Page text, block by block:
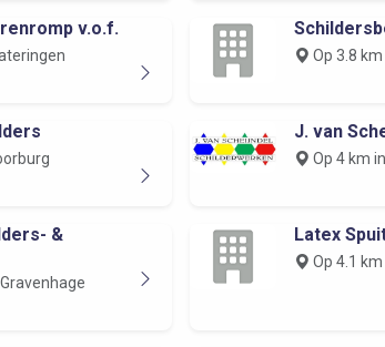
v.o.f.
Op 3.8
J. van
Op 4 km
&
Latex
Op 4.1